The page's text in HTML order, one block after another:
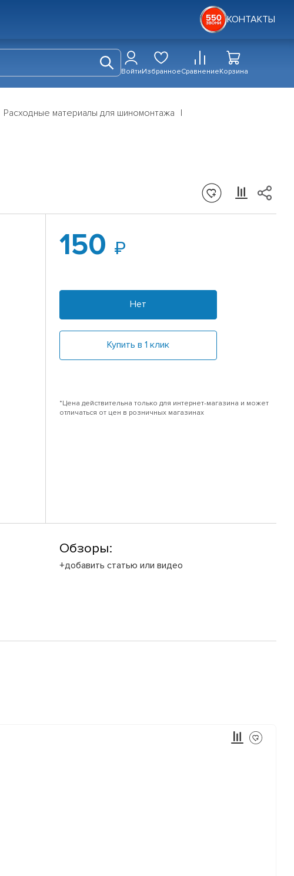
КОНТАКТЫ
ВойтиИзбранноеСравнениеКорзина
Расходные материалы для шиномонтажа
150
Нет
Купить в 1 клик
*Цена действительна только для интернет-магазина и может
отличаться от цен в розничных магазинах
Обзоры:
+добавить статью или видео